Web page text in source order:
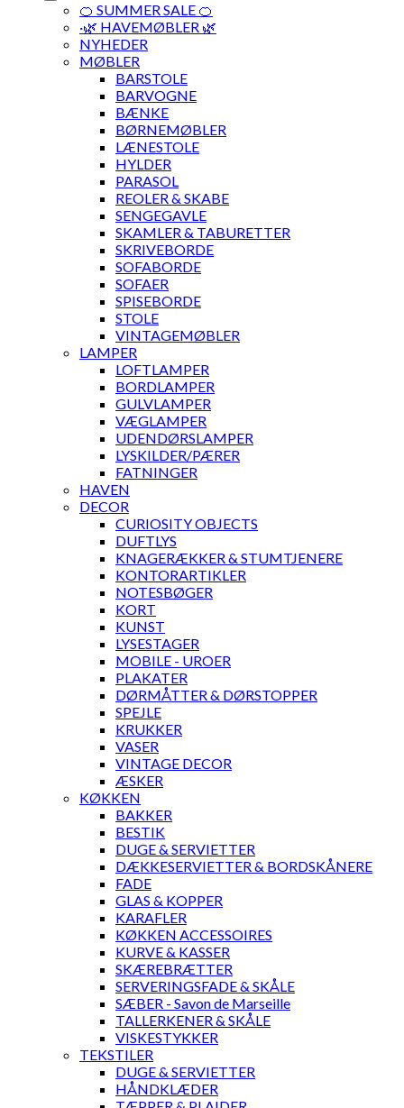
🍊 SUMMER SALE 🍊
·🌿 HAVEMØBLER 🌿
NYHEDER
MØBLER
BARSTOLE
BARVOGNE
BÆNKE
BØRNEMØBLER
LÆNESTOLE
HYLDER
PARASOL
REOLER & SKABE
SENGEGAVLE
SKAMLER & TABURETTER
SKRIVEBORDE
SOFABORDE
SOFAER
SPISEBORDE
STOLE
VINTAGEMØBLER
LAMPER
LOFTLAMPER
BORDLAMPER
GULVLAMPER
VÆGLAMPER
UDENDØRSLAMPER
LYSKILDER/PÆRER
FATNINGER
HAVEN
DECOR
CURIOSITY OBJECTS
DUFTLYS
KNAGERÆKKER & STUMTJENERE
KONTORARTIKLER
NOTESBØGER
KORT
KUNST
LYSESTAGER
MOBILE - UROER
PLAKATER
DØRMÅTTER & DØRSTOPPER
SPEJLE
KRUKKER
VASER
VINTAGE DECOR
ÆSKER
KØKKEN
BAKKER
BESTIK
DUGE & SERVIETTER
DÆKKESERVIETTER & BORDSKÅNERE
FADE
GLAS & KOPPER
KARAFLER
KØKKEN ACCESSOIRES
KURVE & KASSER
SKÆREBRÆTTER
SERVERINGSFADE & SKÅLE
SÆBER - Savon de Marseille
TALLERKENER & SKÅLE
VISKESTYKKER
TEKSTILER
DUGE & SERVIETTER
HÅNDKLÆDER